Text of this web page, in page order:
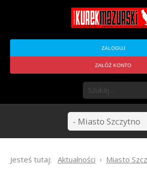
ZALOGUJ
ZAŁÓŻ KONTO
Jesteś tutaj: Aktualności Miasto